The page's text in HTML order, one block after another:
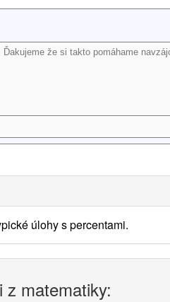
úlohy s percentami.
z matematiky: